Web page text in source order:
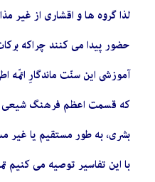
لذا گروه ها و اقشاری از غیر
حضور پیدا می کنند چراکه
آموزشى این سنّت ماندگارِ ائمّه
که قسمت اعظم فرهنگ‏ شیعى
بشری، به طور مستقیم یا غیر
با این تفاسیر توصیه می کنیم